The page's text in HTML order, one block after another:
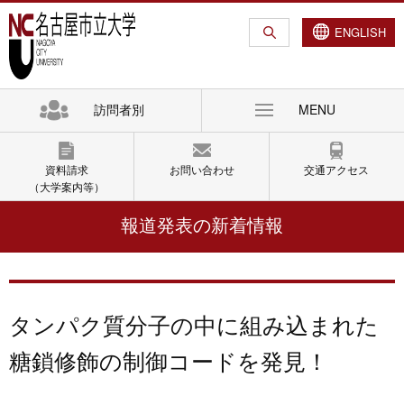
グ
ロ
バ
シ
ン
本
文
ロ
ー
ル
ョ
へ
フ
ッ
ー
ENGLISH
訪問者別 MENU
資料請求
（大学案内等）
お問い合わせ 交通アクセス
報道発表の新着情報
タンパク質分子の中に組み込まれた
糖鎖修飾の制御コードを発見！